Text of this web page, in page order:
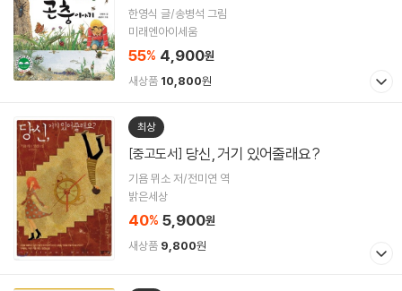
한영식 글/송병석 그림
미래엔아이세움
55% 4,900원
새상품 10,800원
최상
[중고도서] 당신, 거기 있어줄래요?
기욤 뮈소 저/전미연 역
밝은세상
40% 5,900원
새상품 9,800원